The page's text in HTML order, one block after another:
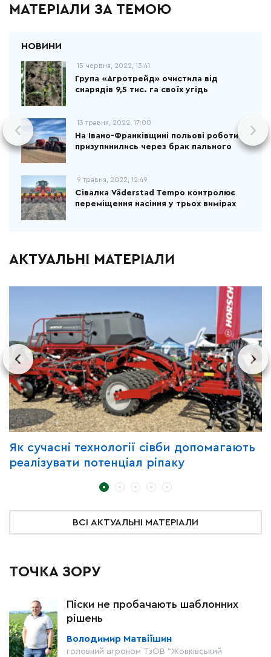
МАТЕРІАЛИ ЗА ТЕМОЮ
15 червня, 2022, 13:41
Група «Агротрейд» очистила від
снарядів 9,5 тис. га своїх угідь
13 травня, 2022, 17:00
На Івано-Франківщині польові роботи
призупинились через брак пального
9 травня, 2022, 12:49
Сівалка Väderstad Tempo контролює
переміщення насіння у трьох вимірах
АКТУАЛЬНІ МАТЕРІАЛИ
Як сучасні технології сівби допомагають
реалізувати потенціал ріпаку
ВСІ АКТУАЛЬНІ МАТЕРІАЛИ
ТОЧКА ЗОРУ
Піски не пробачають шаблонних
рішень
Володимир Матвіїшин
головний агроном ТзОВ "Жовківський